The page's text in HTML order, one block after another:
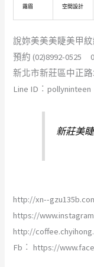
霧眉 空間設計
說妳美美美睫美甲
預約 (02)8992-0525
新北市新莊區中正路
Line ID︰pollyninteen
新莊美
http://xn--
https://
http://
Fb︰ https://